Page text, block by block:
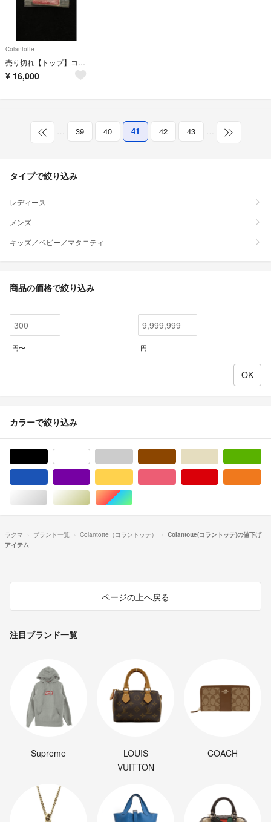
Colantotte
売り切れ【トップ】コラントッテ TAO ネックレス スリム AURA mini
¥ 16,000
… 39 40 41 42 43 …
タイプで絞り込み
レディース
メンズ
キッズ／ベビー／マタニティ
商品の価格で絞り込み
円〜 円
カラーで絞り込み
シルバー/銀色系ゴールド/金色系マルチカラー
ラクマ ブランド一覧 Colantotte（コラントッテ）
Colantotte(コラントッテ)の値下げ
アイテム
ページの上へ戻る
注目ブランド一覧
Supreme
LOUIS
VUITTON
COACH